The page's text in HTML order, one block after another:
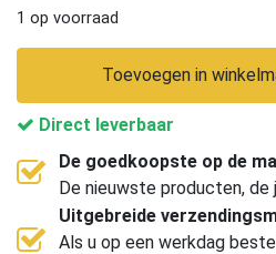
1 op voorraad
Toevoegen in
Direct leverbaar
De goedkoopste op de
De nieuwste producten, de
Uitgebreide
Als u op een werkdag